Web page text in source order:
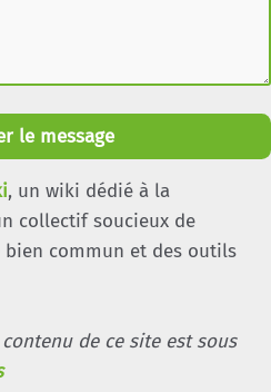
le message
, un wiki dédié à la
collectif soucieux de
commun et des outils
de ce site est sous